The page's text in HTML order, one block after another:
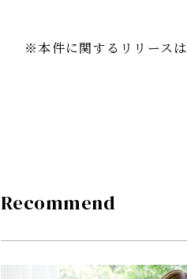
※本件に関するリリースは
Recommend